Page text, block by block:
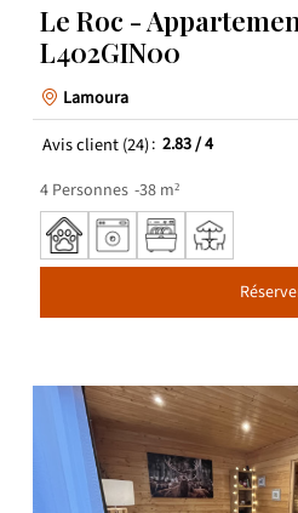
Le Roc -
L402GIN00
Lamoura
Avis client(24) 2.83/ 4
4 Personnes 38 m²